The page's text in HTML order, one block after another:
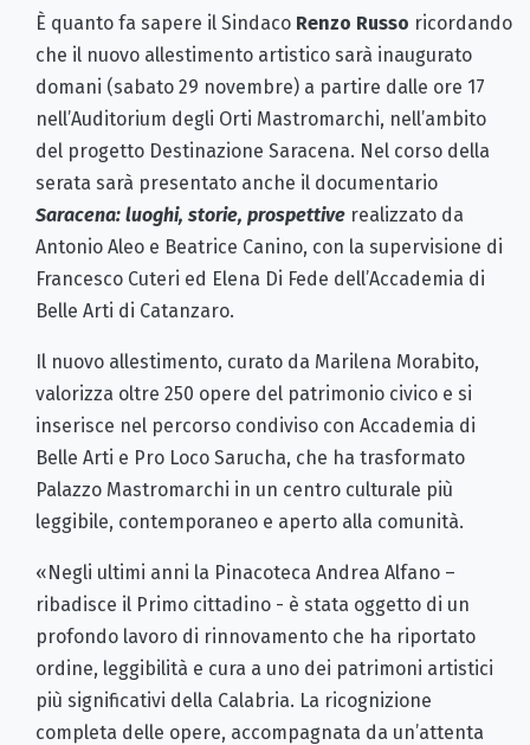
È quanto fa sapere il Sindaco Renzo Russo ricordando
che il nuovo allestimento artistico sarà inaugurato
domani (sabato 29 novembre) a partire dalle ore 17
nell’Auditorium degli Orti Mastromarchi, nell’ambito
del progetto Destinazione Saracena. Nel corso della
serata sarà presentato anche il documentario
Saracena: luoghi, storie, prospettive realizzato da
Antonio Aleo e Beatrice Canino, con la supervisione di
Francesco Cuteri ed Elena Di Fede dell’Accademia di
Belle Arti di Catanzaro.
Il nuovo allestimento, curato da Marilena Morabito,
valorizza oltre 250 opere del patrimonio civico e si
inserisce nel percorso condiviso con Accademia di
Belle Arti e Pro Loco Sarucha, che ha trasformato
Palazzo Mastromarchi in un centro culturale più
leggibile, contemporaneo e aperto alla comunità.
«Negli ultimi anni la Pinacoteca Andrea Alfano –
ribadisce il Primo cittadino - è stata oggetto di un
profondo lavoro di rinnovamento che ha riportato
ordine, leggibilità e cura a uno dei patrimoni artistici
più significativi della Calabria. La ricognizione
completa delle opere, accompagnata da un’attenta